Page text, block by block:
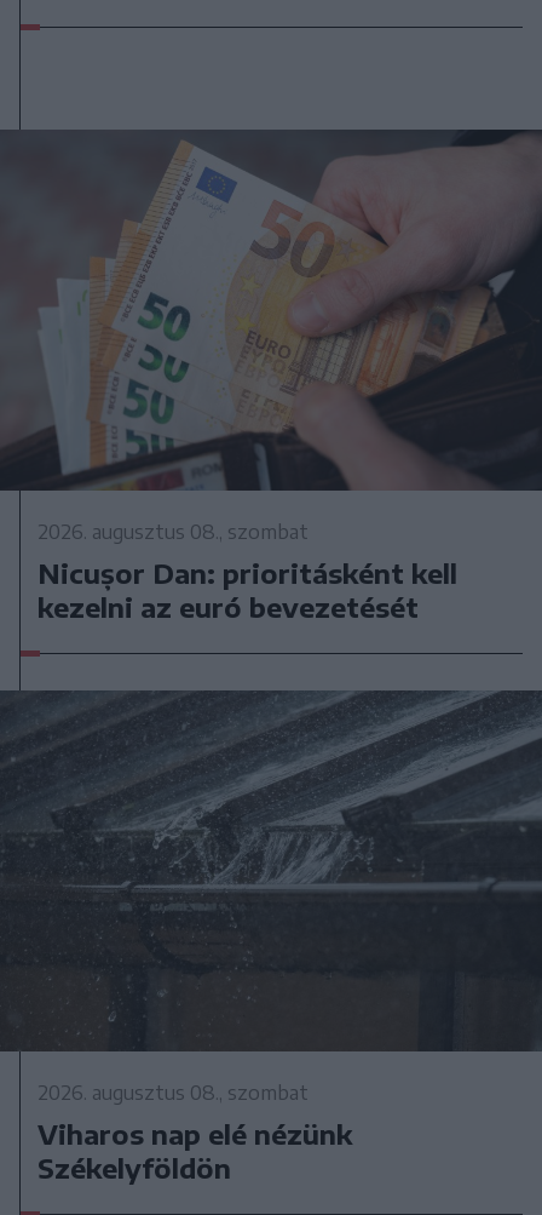
2026. augusztus 08., szombat
Nicușor Dan: prioritásként kell
kezelni az euró bevezetését
2026. augusztus 08., szombat
Viharos nap elé nézünk
Székelyföldön